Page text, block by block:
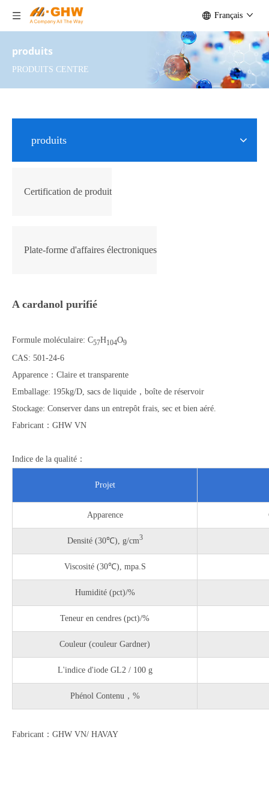
Français
produits
PRODUITS CENTRE
produits
Certification de produit
Plate-forme d'affaires électroniques
A cardanol purifié
Formule moléculaire: C57H104O9
CAS: 501-24-6
Apparence：Claire et transparente
Emballage: 195kg/D, sacs de liquide，boîte de réservoir
Stockage: Conserver dans un entrepôt frais, sec et bien aéré.
Fabricant：GHW VN
Indice de la qualité：
Projet
Apparence
Densité (30℃), g/cm3
Viscosité (30℃), mpa.S
Humidité (pct)/%
Teneur en cendres (pct)/%
Couleur (couleur Gardner)
L'indice d'iode GL2 / 100 g
Phénol Contenu，%
Fabricant：GHW VN/ HAVAY